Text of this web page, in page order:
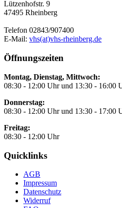
Lützenhofstr. 9
47495 Rheinberg
Telefon 02843/907400
E-Mail: vhs(at)vhs-rheinberg.de
Öffnungszeiten
Montag, Dienstag, Mittwoch:
08:30 - 12:00 Uhr und 13:30 - 16:00
Donnerstag:
08:30 - 12:00 Uhr und 13:30 - 17:00
Freitag:
08:30 - 12:00 Uhr
Quicklinks
AGB
Impressum
Datenschutz
Widerruf